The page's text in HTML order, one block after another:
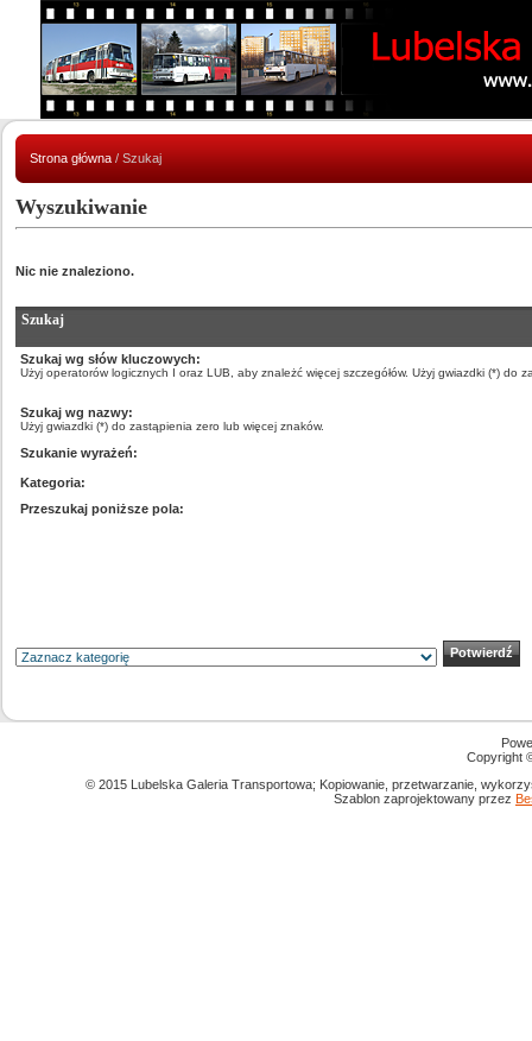
Strona główna / Szukaj
Wyszukiwanie
Nic nie znaleziono.
Szukaj
Szukaj wg słów kluczowych:
Użyj operatorów logicznych I oraz LUB, aby znależć więcej szczegółów. Użyj gwiazdki (*) do
Szukaj wg nazwy:
Użyj gwiazdki (*) do zastąpienia zero lub więcej znaków.
Szukanie wyrażeń:
Kategoria:
Przeszukaj poniższe pola:
Copyright
© 2015 Lubelska Galeria Transportowa; Kopiowanie, przetwarzanie,
Szablon zaprojektowany przez